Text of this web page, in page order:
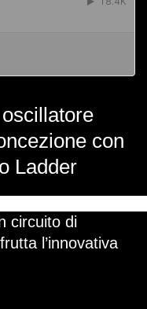
con
Ladder
circuito di
l’innovativa